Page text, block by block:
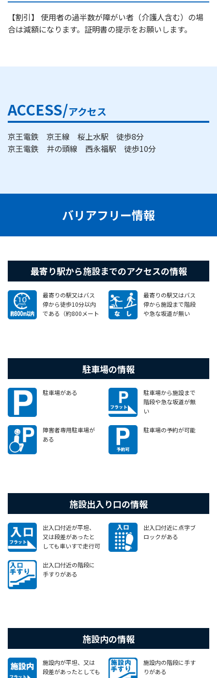
【割引】 使用者の過半数が障がい者（介護人含む）の場
合は減額になります。証明書の提示をお願いします。
ACCESS/アクセス
京王電鉄 京王線 桜上水駅 徒歩8分
京王電鉄 井の頭線 西永福駅 徒歩10分
バリアフリー情報
最寄り駅から施設までのアクセスの情報
最寄りの駅又はバス
停から徒歩10分以内
である（約800メート
最寄りの駅又はバス
停から施設まで階段
や急な坂道が無い
駐車場の情報
駐車場がある
駐車場から施設まで
階段や急な坂道が無
い
障害者専用駐車場が
ある
駐車場の予約が可能
施設出入り口の情報
出入口付近が平坦、
又は段差があったと
しても車いすで走行可
出入口付近に点字ブ
ロックがある
出入口付近の階段に
手すりがある
施設内の情報
施設内が平坦、又は
段差があったとしても
施設内の階段に手す
りがある